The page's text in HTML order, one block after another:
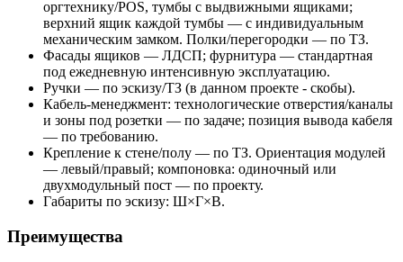
оргтехнику/POS, тумбы с выдвижными ящиками;
верхний ящик каждой тумбы — с индивидуальным
механическим замком. Полки/перегородки — по ТЗ.
Фасады ящиков — ЛДСП; фурнитура — стандартная
под ежедневную интенсивную эксплуатацию.
Ручки — по эскизу/ТЗ (в данном проекте - скобы).
Кабель-менеджмент: технологические отверстия/каналы
и зоны под розетки — по задаче; позиция вывода кабеля
— по требованию.
Крепление к стене/полу — по ТЗ. Ориентация модулей
— левый/правый; компоновка: одиночный или
двухмодульный пост — по проекту.
Габариты по эскизу: Ш×Г×В.
Преимущества